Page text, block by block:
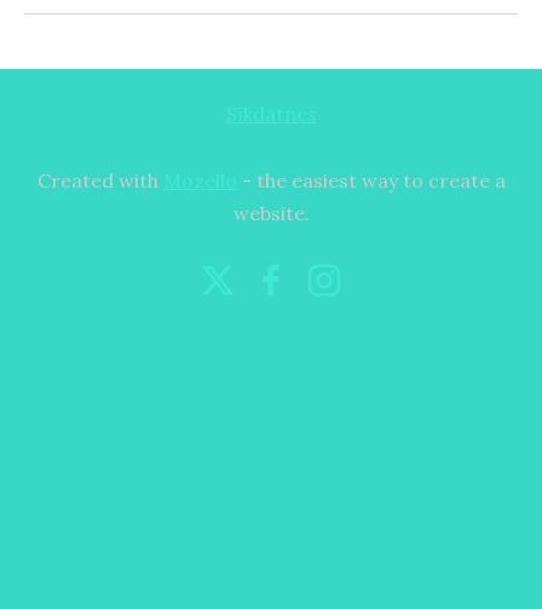
Created with
- the easiest way to create a
website.